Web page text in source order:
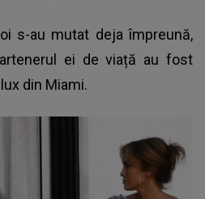
s-au mutat deja împreună,
ei de viață au fost
din Miami.